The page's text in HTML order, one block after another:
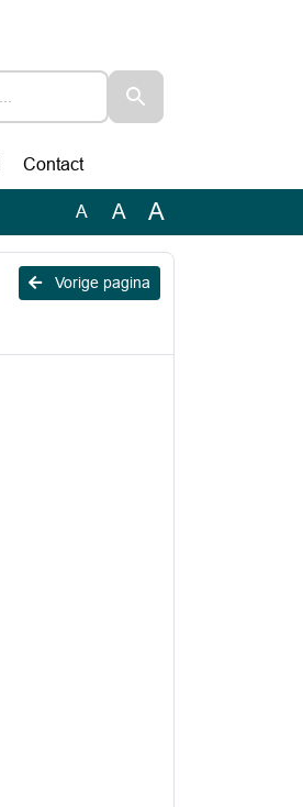
Contact
A A A
Vorige pagina